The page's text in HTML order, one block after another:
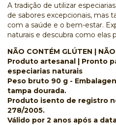
A tradição de utilizar
de sabores excepcionais, mas
com a saúde e o bem-estar.
naturais e descubra como elas
NÃO CONTÉM GLÚTEN |
Produto artesanal | Pronto
especiarias naturais
Peso bruto 90 g -
tampa dourada.
Produto isento de registro
278/2005.
Válido por 2 anos após a